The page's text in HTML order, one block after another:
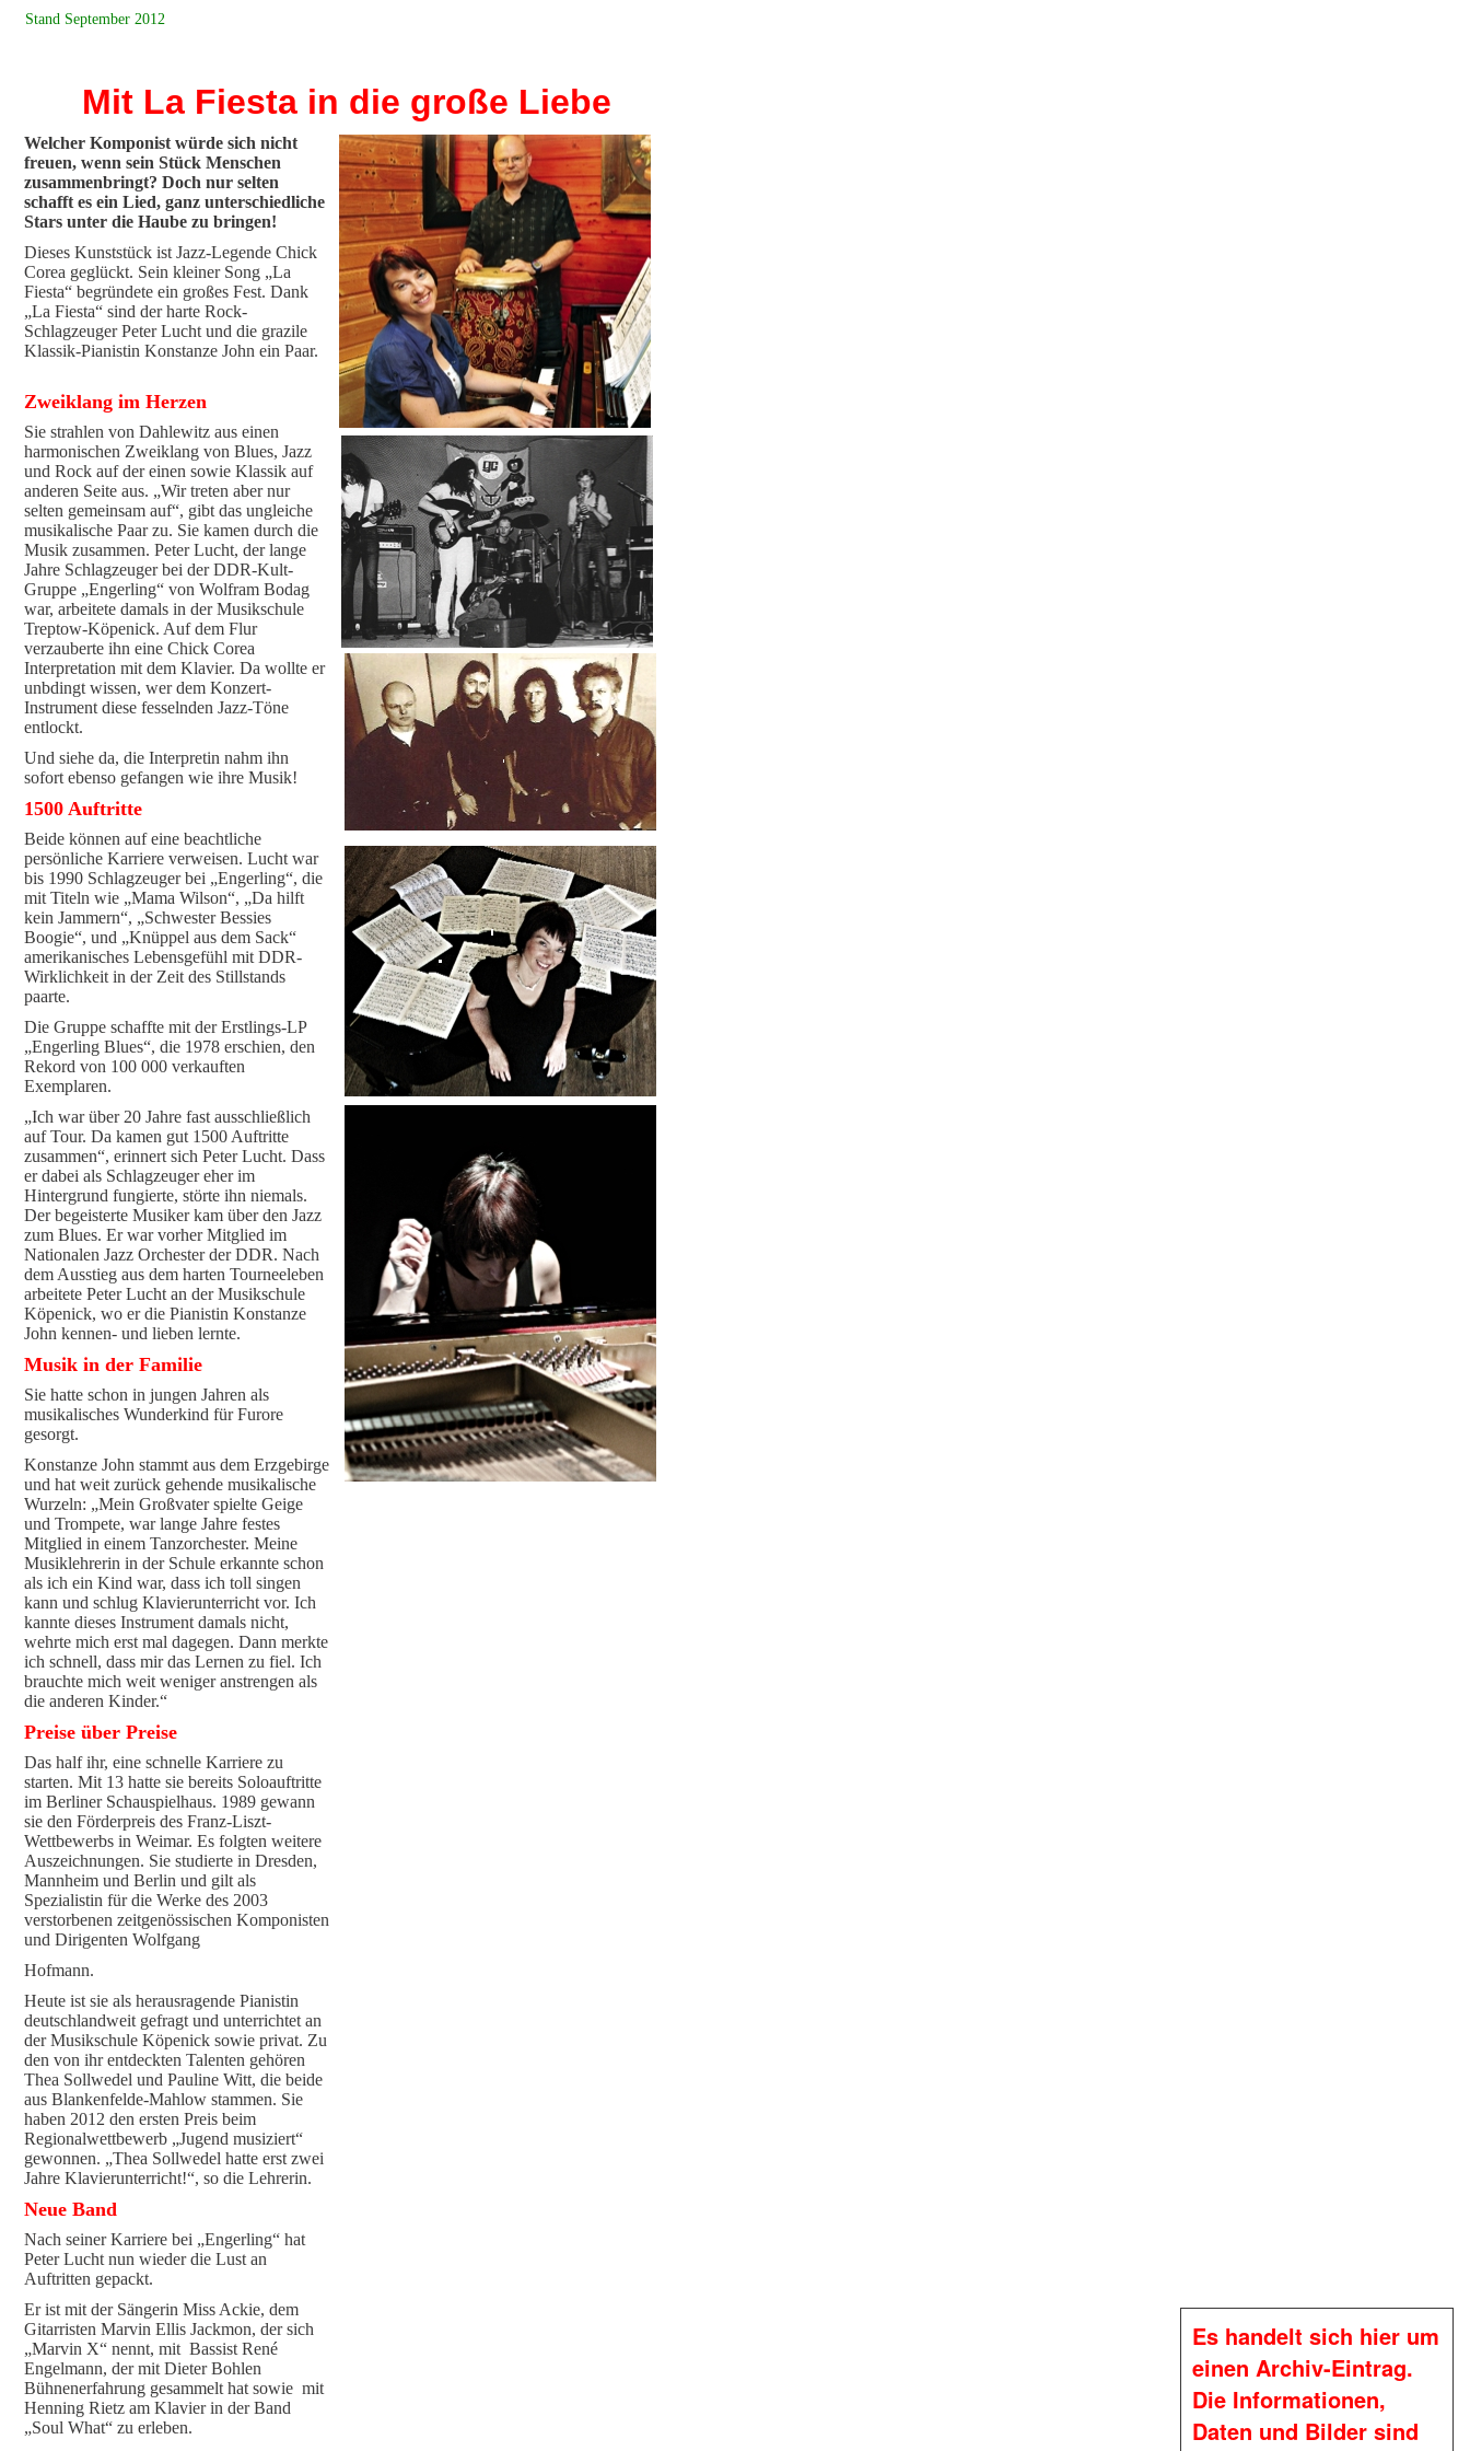
Stand September 2012
Mit La Fiesta in die große Liebe
Welcher Komponist würde sich nicht
freuen, wenn sein Stück Menschen
zusammenbringt? Doch nur selten
schafft es ein Lied, ganz unterschiedliche
Stars unter die Haube zu bringen!
Dieses Kunststück ist Jazz-Legende Chick
Corea geglückt. Sein kleiner Song „La
Fiesta“ begründete ein großes Fest. Dank
„La Fiesta“ sind der harte Rock-
Schlagzeuger Peter Lucht und die grazile
Klassik-Pianistin Konstanze John ein Paar.
Zweiklang im Herzen
Sie strahlen von Dahlewitz aus einen
harmonischen Zweiklang von Blues, Jazz
und Rock auf der einen sowie Klassik auf
anderen Seite aus. „Wir treten aber nur
selten gemeinsam auf“, gibt das ungleiche
musikalische Paar zu. Sie kamen durch die
Musik zusammen. Peter Lucht, der lange
Jahre Schlagzeuger bei der DDR-Kult-
Gruppe „Engerling“ von Wolfram Bodag
war, arbeitete damals in der Musikschule
Treptow-Köpenick. Auf dem Flur
verzauberte ihn eine Chick Corea
Interpretation mit dem Klavier. Da wollte er
unbdingt wissen, wer dem Konzert-
Instrument diese fesselnden Jazz-Töne
entlockt.
Und siehe da, die Interpretin nahm ihn
sofort ebenso gefangen wie ihre Musik!
1500 Auftritte
Beide können auf eine beachtliche
persönliche Karriere verweisen. Lucht war
bis 1990 Schlagzeuger bei „Engerling“, die
mit Titeln wie „Mama Wilson“, „Da hilft
kein Jammern“, „Schwester Bessies
Boogie“, und „Knüppel aus dem Sack“
amerikanisches Lebensgefühl mit DDR-
Wirklichkeit in der Zeit des Stillstands
paarte.
Die Gruppe schaffte mit der Erstlings-LP
„Engerling Blues“, die 1978 erschien, den
Rekord von 100 000 verkauften
Exemplaren.
„Ich war über 20 Jahre fast ausschließlich
auf Tour. Da kamen gut 1500 Auftritte
zusammen“, erinnert sich Peter Lucht. Dass
er dabei als Schlagzeuger eher im
Hintergrund fungierte, störte ihn niemals.
Der begeisterte Musiker kam über den Jazz
zum Blues. Er war vorher Mitglied im
Nationalen Jazz Orchester der DDR. Nach
dem Ausstieg aus dem harten Tourneeleben
arbeitete Peter Lucht an der Musikschule
Köpenick, wo er die Pianistin Konstanze
John kennen- und lieben lernte.
Musik in der Familie
Sie hatte schon in jungen Jahren als
musikalisches Wunderkind für Furore
gesorgt.
Konstanze John stammt aus dem Erzgebirge
und hat weit zurück gehende musikalische
Wurzeln: „Mein Großvater spielte Geige
und Trompete, war lange Jahre festes
Mitglied in einem Tanzorchester. Meine
Musiklehrerin in der Schule erkannte schon
als ich ein Kind war, dass ich toll singen
kann und schlug Klavierunterricht vor. Ich
kannte dieses Instrument damals nicht,
wehrte mich erst mal dagegen. Dann merkte
ich schnell, dass mir das Lernen zu fiel. Ich
brauchte mich weit weniger anstrengen als
die anderen Kinder.“
Preise über Preise
Das half ihr, eine schnelle Karriere zu
starten. Mit 13 hatte sie bereits Soloauftritte
im Berliner Schauspielhaus. 1989 gewann
sie den Förderpreis des Franz-Liszt-
Wettbewerbs in Weimar. Es folgten weitere
Auszeichnungen. Sie studierte in Dresden,
Mannheim und Berlin und gilt als
Spezialistin für die Werke des 2003
verstorbenen zeitgenössischen Komponisten
und Dirigenten Wolfgang
Hofmann.
Heute ist sie als herausragende Pianistin
deutschlandweit gefragt und unterrichtet an
der Musikschule Köpenick sowie privat. Zu
den von ihr entdeckten Talenten gehören
Thea Sollwedel und Pauline Witt, die beide
aus Blankenfelde-Mahlow stammen. Sie
haben 2012 den ersten Preis beim
Regionalwettbewerb „Jugend musiziert“
gewonnen. „Thea Sollwedel hatte erst zwei
Jahre Klavierunterricht!“, so die Lehrerin.
Neue Band
Nach seiner Karriere bei „Engerling“ hat
Peter Lucht nun wieder die Lust an
Auftritten gepackt.
Er ist mit der Sängerin Miss Ackie, dem
Gitarristen Marvin Ellis Jackmon, der sich
„Marvin X“ nennt, mit Bassist René
Engelmann, der mit Dieter Bohlen
Bühnenerfahrung gesammelt hat sowie mit
Henning Rietz am Klavier in der Band
„Soul What“ zu erleben.
Es handelt sich hier um
einen Archiv-Eintrag.
Die Informationen,
Daten und Bilder sind